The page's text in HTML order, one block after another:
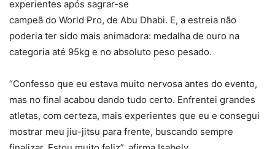
experientes após sagrar-se
campeã do World Pro, de Abu Dhabi. E, a estreia não
poderia ter sido mais animadora: medalha de ouro na
categoria até 95kg e no absoluto peso pesado.
“Confesso que eu estava muito nervosa antes do evento,
mas no final acabou dando tudo certo. Enfrentei grandes
atletas, com certeza, mais experientes que eu e consegui
mostrar meu jiu-jitsu para frente, buscando sempre